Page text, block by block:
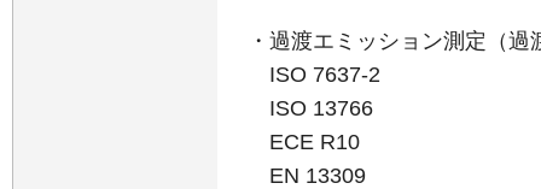
・過渡エミッション測定（過
ISO 7637-2
ISO 13766
ECE R10
EN 13309